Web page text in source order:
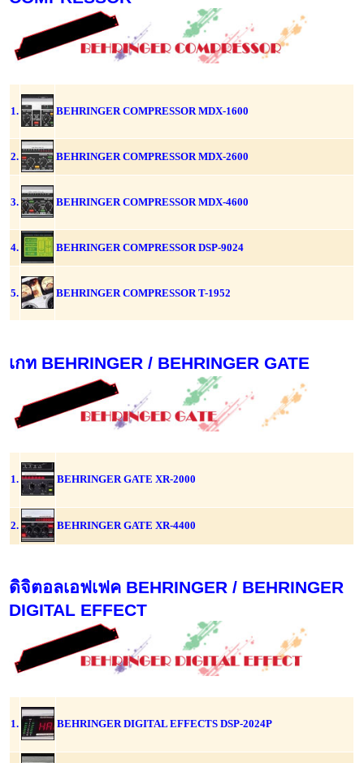
1. BEHRINGER COMPRESSOR MDX-1600
2. BEHRINGER COMPRESSOR MDX-2600
3. BEHRINGER COMPRESSOR MDX-4600
4. BEHRINGER COMPRESSOR DSP-9024
5. BEHRINGER COMPRESSOR T-1952
เกท BEHRINGER / BEHRINGER GATE
1. BEHRINGER GATE XR-2000
2. BEHRINGER GATE XR-4400
ดิจิตอลเอฟเฟค BEHRINGER / BEHRINGER
DIGITAL EFFECT
1. BEHRINGER DIGITAL EFFECTS DSP-2024P